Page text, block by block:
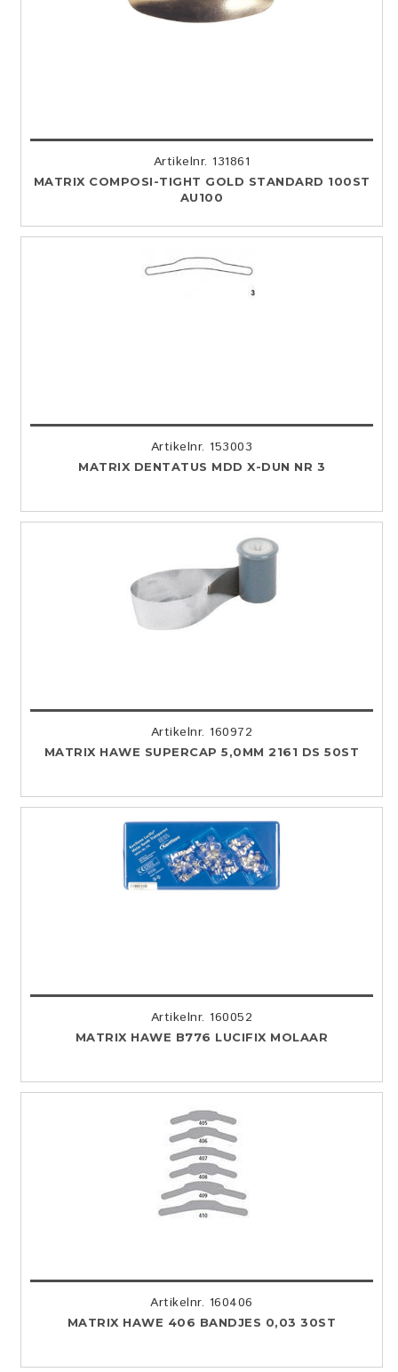
Artikelnr. 131861
MATRIX COMPOSI-TIGHT GOLD STANDARD 100ST
AU100
Artikelnr. 153003
MATRIX DENTATUS MDD X-DUN NR 3
Artikelnr. 160972
MATRIX HAWE SUPERCAP 5,0MM 2161 DS 50ST
Artikelnr. 160052
MATRIX HAWE B776 LUCIFIX MOLAAR
Artikelnr. 160406
MATRIX HAWE 406 BANDJES 0,03 30ST